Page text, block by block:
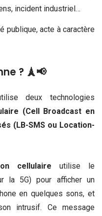
incident industriel…
publique, acte à caractère
? 🗼📢
deux technologies
(Cell Broadcast en
(LB-SMS ou Location-
cellulaire utilise le
la 5G) pour afficher un
en quelques sons, et
intrusif. Ce message